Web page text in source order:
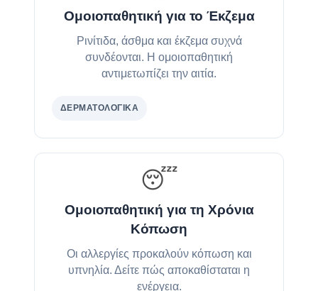
Ομοιοπαθητική για το Έκζεμα
Ρινίτιδα, άσθμα και έκζεμα συχνά
συνδέονται. Η ομοιοπαθητική
αντιμετωπίζει την αιτία.
ΔΕΡΜΑΤΟΛΟΓΙΚΆ
😴
Ομοιοπαθητική για τη Χρόνια
Κόπωση
Οι αλλεργίες προκαλούν κόπωση και
υπνηλία. Δείτε πώς αποκαθίσταται η
ενέργεια.